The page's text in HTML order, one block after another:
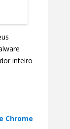
inteiro
Chrome